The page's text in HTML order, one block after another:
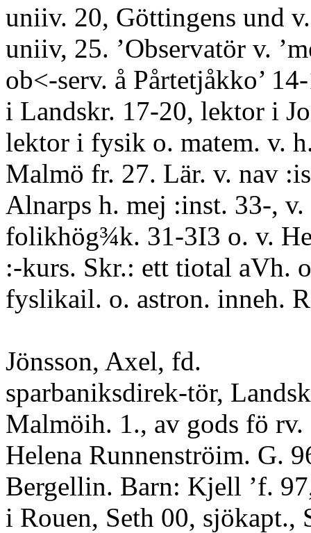
uniiv. 20, Göttingens und
uniiv, 25. ’Observatör v.
ob<-serv. å Pårtetjåkko’
i Landskr. 17-20, lektor i
lektor i fysik o. matem. v.
Malmö fr. 27. Lär. v. nav
Alnarps h. mej :inst. 33-,
folikhög¾k. 31-3I3 o. v.
:-kurs. Skr.: ett tiotal aVh.
fyslikail. o. astron. inneh.
Jönsson, Axel, fd.
sparbaniksdirek-tör,
Malmöih. 1., av gods fö rv.
Helena Runnenströim. G.
Bergellin. Barn: Kjell ’f.
i Rouen, Seth 00, sjökapt.,